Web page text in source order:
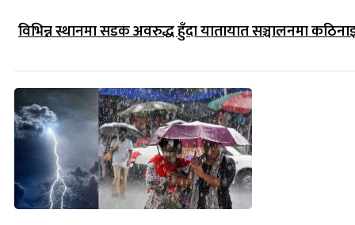
विभिन्न स्थानमा सडक अवरुद्ध हुँदा यातायात सञ्चालनमा